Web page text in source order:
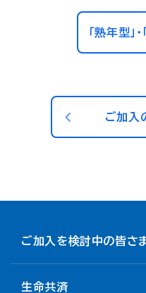
「熟年型」
ご加入
ご加入を検討中の皆さ
生命共済